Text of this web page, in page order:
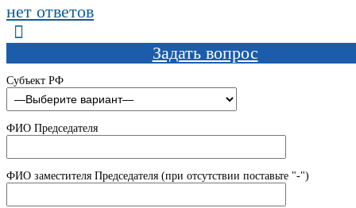
нет ответов
Задать вопрос
Субъект РФ
ФИО Председателя
ФИО заместителя Председателя (при отсутствии поставьте "-")